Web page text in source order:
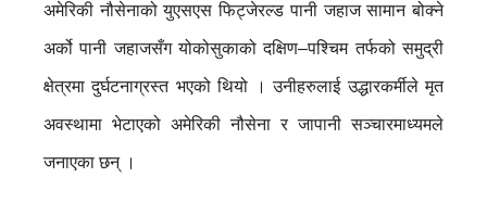
अमेरिकी नौसेनाको युएसएस फिट्जेरल्ड पानी जहाज सामान बोक्ने
अर्को पानी जहाजसँग योकोसुकाको दक्षिण–पश्चिम तर्फको समुद्री
क्षेत्रमा दुर्घटनाग्रस्त भएको थियो । उनीहरुलाई उद्धारकर्मीले मृत
अवस्थामा भेटाएको अमेरिकी नौसेना र जापानी सञ्चारमाध्यमले
जनाएका छन् ।